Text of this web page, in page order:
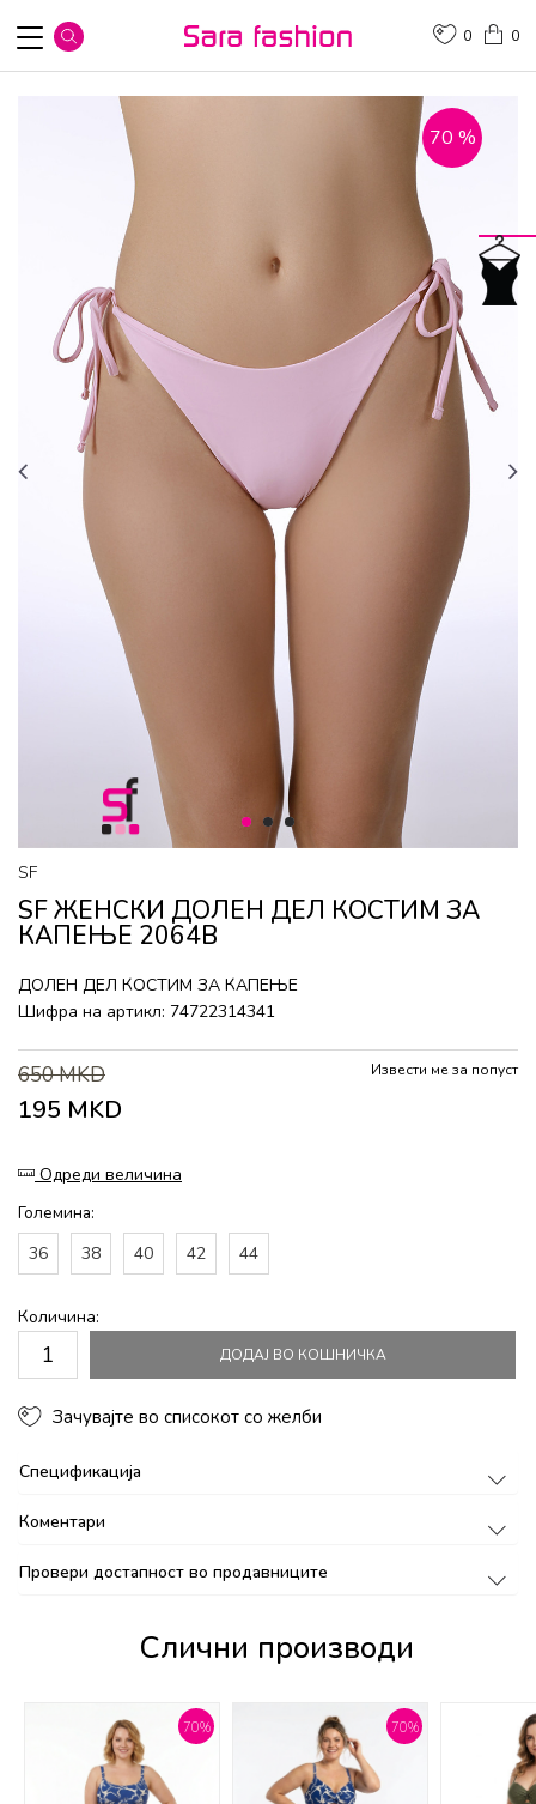
0
0
1 2 3
70 %
SF
SF ЖЕНСКИ ДОЛЕН ДЕЛ КОСТИМ ЗА
КАПЕЊЕ 2064B
ДОЛЕН ДЕЛ КОСТИМ ЗА КАПЕЊЕ
Шифра на артикл: 74722314341
650MKD
195 MKD
Извести ме за попуст
Одреди величина
Големина:
36
38 40 42 44
Количина:
ДОДАЈ ВО КОШНИЧКА
Зачувајте во списокот со желби
Спецификација
Коментари
Провери достапност во продавниците
Слични производи
70% 70%